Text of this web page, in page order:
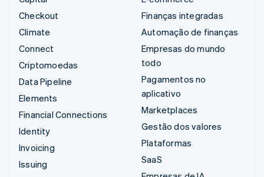
Checkout
Climate
Connect
Criptomoedas
Data Pipeline
Elements
Financial Connections
Identity
Invoicing
Issuing
Finanças integradas
Automação de finanças
Empresas do mundo
todo
Pagamentos no
aplicativo
Marketplaces
Gestão dos valores
Plataformas
SaaS